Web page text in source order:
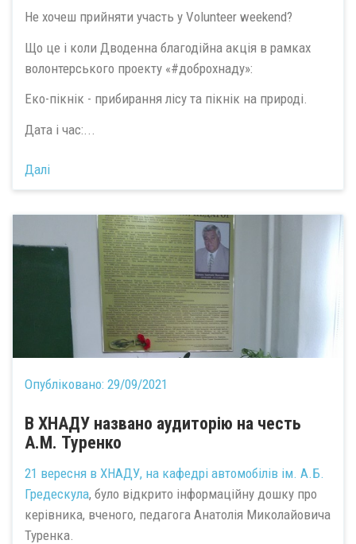
Не хочеш прийняти участь у Volunteer weekend?
Що це і коли Дводенна благодійна акція в рамках
волонтерського проекту «#доброхнаду»:
Еко-пікнік - прибирання лісу та пікнік на природі.
Дата і час:...
Далі
Опубліковано: 29/09/2021
В ХНАДУ названо аудиторію на честь
А.М. Туренко
21 вересня в ХНАДУ, на кафедрі автомобілів ім. А.Б.
Гредескула, було відкрито інформаційну дошку про
керівника, вченого, педагога Анатолія Миколайовича
Туренка.